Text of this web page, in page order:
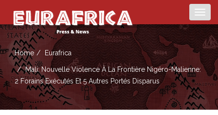
Home Eurafrica
Mali: Nouvelle Violence À La Frontière Nigéro-Malienne:
2 Forains Exécutés Et 5 Autres Portés Disparus